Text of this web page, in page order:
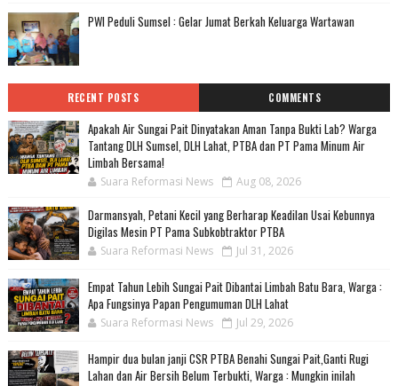
PWI Peduli Sumsel : Gelar Jumat Berkah Keluarga Wartawan
RECENT POSTS COMMENTS
Apakah Air Sungai Pait Dinyatakan Aman Tanpa Bukti Lab? Warga
Tantang DLH Sumsel, DLH Lahat, PTBA dan PT Pama Minum Air
Limbah Bersama!
Suara Reformasi News Aug 08, 2026
Darmansyah, Petani Kecil yang Berharap Keadilan Usai Kebunnya
Digilas Mesin PT Pama Subkobtraktor PTBA
Suara Reformasi News Jul 31, 2026
Empat Tahun Lebih Sungai Pait Dibantai Limbah Batu Bara, Warga :
Apa Fungsinya Papan Pengumuman DLH Lahat
Suara Reformasi News Jul 29, 2026
Hampir dua bulan janji CSR PTBA Benahi Sungai Pait,Ganti Rugi
Lahan dan Air Bersih Belum Terbukti, Warga : Mungkin inilah